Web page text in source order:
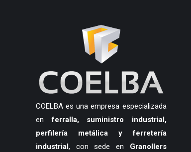
COELBA es una empresa especializada
enferralla, suministro industrial,
perfilería metálica y ferretería
industrial, con sede en Granollers